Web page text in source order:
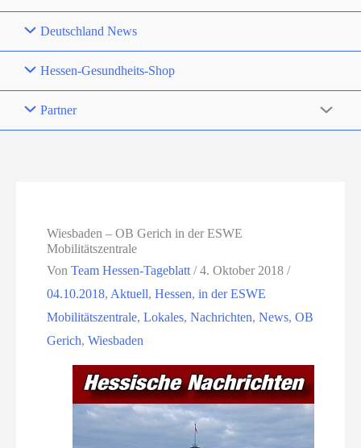
Deutschland News
Hessen-Gesundheits-Shop
Partner
Wiesbaden – OB Gerich in der ESWE
Mobilitätszentrale
VonTeam Hessen-Tageblatt/4. Oktober 2018/
04.10.2018, Aktuell,Hessen,in der ESWE
Mobilitätszentrale,Lokales,Nachrichten,News,OB
Gerich,Wiesbaden